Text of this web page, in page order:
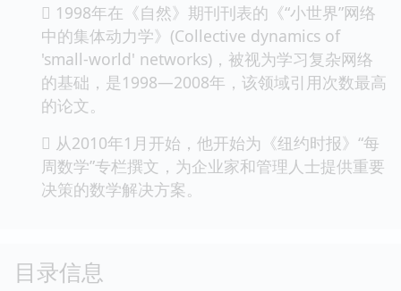
 1998年在《自然》期刊刊表的《“小世界”网络
中的集体动力学》(Collective dynamics of
'small-world' networks)，被视为学习复杂网络
的基础，是1998—2008年，该领域引用次数最高
的论文。
 从2010年1月开始，他开始为《纽约时报》“每
周数学”专栏撰文，为企业家和管理人士提供重要
决策的数学解决方案。
目录信息